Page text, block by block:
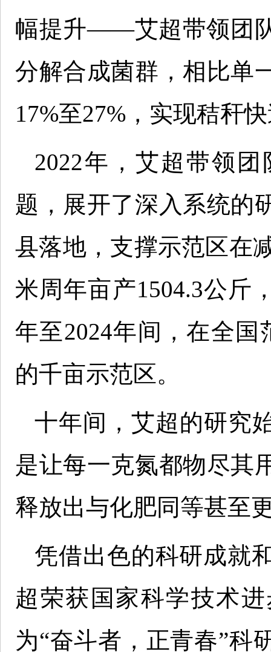
幅提升——艾超带领团
分解合成菌群，相比单
17%至27%，实现秸秆
2022年，艾超带领
题，展开了深入系统的
县落地，支撑示范区在
米周年亩产1504.3公斤
年至2024年间，在全
的千亩示范区。
十年间，艾超的研究
是让每一克氮都物尽其
释放出与化肥同等甚至
凭借出色的科研成就
超荣获国家科学技术
为“奋斗者，正青春”科